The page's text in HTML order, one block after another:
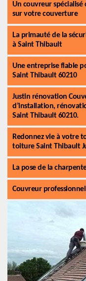
Un couvreur spécialisé
sur votre couverture
La primauté de la
à Saint Thibault
Une entreprise fiable
Saint Thibault 60210
Justin rénovation
d’installation,
Saint Thibault 60210.
Redonnez vie à votre
toiture Saint Thibault
La pose de la
Couvreur